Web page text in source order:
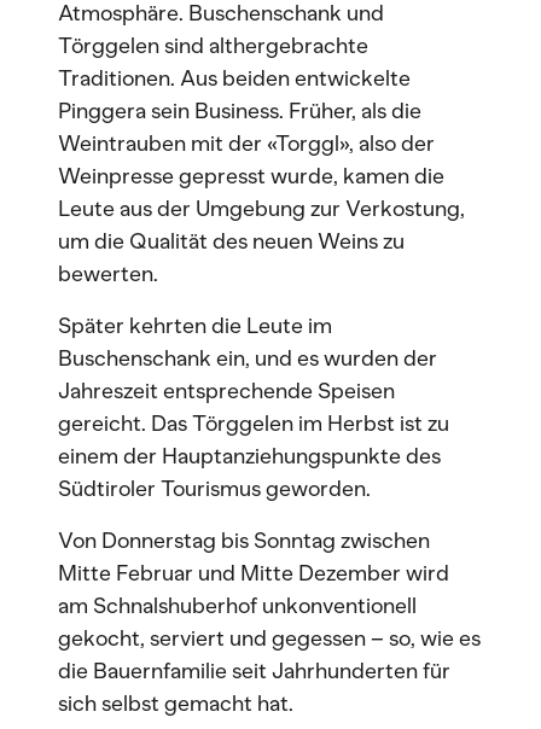
Atmosphäre. Buschenschank und
Törggelen sind althergebrachte
Traditionen. Aus beiden entwickelte
Pinggera sein Business. Früher, als die
Weintrauben mit der «Torggl», also der
Weinpresse gepresst wurde, kamen die
Leute aus der Umgebung zur Verkostung,
um die Qualität des neuen Weins zu
bewerten.
Später kehrten die Leute im
Buschenschank ein, und es wurden der
Jahreszeit entsprechende Speisen
gereicht. Das Törggelen im Herbst ist zu
einem der Hauptanziehungspunkte des
Südtiroler Tourismus geworden.
Von Donnerstag bis Sonntag zwischen
Mitte Februar und Mitte Dezember wird
am Schnalshuberhof unkonventionell
gekocht, serviert und gegessen – so, wie es
die Bauernfamilie seit Jahrhunderten für
sich selbst gemacht hat.